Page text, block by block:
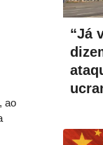
, ao
“Já